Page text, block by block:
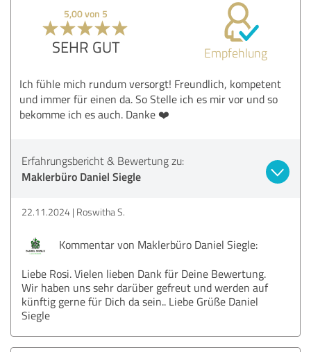
5,00 von 5
SEHR GUT Empfehlung
Ich fühle mich rundum versorgt! Freundlich, kompetent
und immer für einen da. So Stelle ich es mir vor und so
bekomme ich es auch. Danke ❤️
Erfahrungsbericht & Bewertung zu:
Maklerbüro Daniel Siegle
22.11.2024 Roswitha S.
Kommentar von Maklerbüro Daniel Siegle:
Liebe Rosi. Vielen lieben Dank für Deine Bewertung.
Wir haben uns sehr darüber gefreut und werden auf
künftig gerne für Dich da sein.. Liebe Grüße Daniel
Siegle